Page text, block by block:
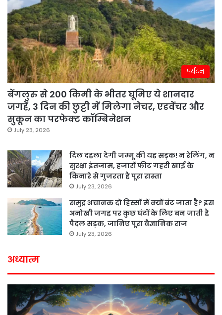
पर्यटन
बेंगलुरु से 200 किमी के भीतर घूमिए ये शानदार
जगहें, 3 दिन की छुट्टी में मिलेगा नेचर, एडवेंचर और
सुकून का परफेक्ट कॉम्बिनेशन
July 23, 2026
दिल दहला देगी जम्मू की यह सड़क! न रेलिंग, न
सुरक्षा इंतजाम, हजारों फीट गहरी खाई के
किनारे से गुजरता है पूरा रास्ता
July 23, 2026
समुद्र अचानक दो हिस्सों में क्यों बंट जाता है? इस
अनोखी जगह पर कुछ घंटों के लिए बन जाती है
पैदल सड़क, जानिए पूरा वैज्ञानिक राज
July 23, 2026
अध्यात्म